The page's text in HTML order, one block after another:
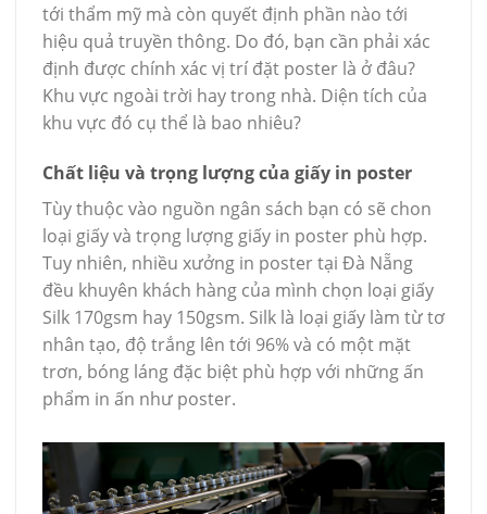
tới thẩm mỹ mà còn quyết định phần nào tới
hiệu quả truyền thông. Do đó, bạn cần phải xác
định được chính xác vị trí đặt poster là ở đâu?
Khu vực ngoài trời hay trong nhà. Diện tích của
khu vực đó cụ thể là bao nhiêu?
Chất liệu và trọng lượng của giấy in poster
Tùy thuộc vào nguồn ngân sách bạn có sẽ chon
loại giấy và trọng lượng giấy in poster phù hợp.
Tuy nhiên, nhiều xưởng in poster tại Đà Nẵng
đều khuyên khách hàng của mình chọn loại giấy
Silk 170gsm hay 150gsm. Silk là loại giấy làm từ tơ
nhân tạo, độ trắng lên tới 96% và có một mặt
trơn, bóng láng đặc biệt phù hợp với những ấn
phẩm in ấn như poster.